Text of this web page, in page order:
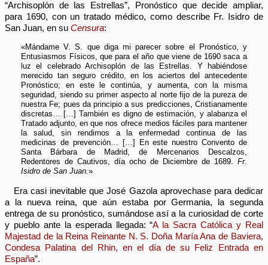
“Archisoplón de las Estrellas”, Pronóstico que decide ampliar,
para 1690, con un tratado médico, como describe Fr. Isidro de
San Juan, en suCensura:
«Mándame V. S. que diga mi parecer sobre el Pronóstico, y
Entusiasmos Físicos, que para el año que viene de 1690 saca a
luz el celebrado Archisoplón de las Estrellas. Y habiéndose
merecido tan seguro crédito, en los aciertos del antecedente
Pronóstico; en este le continúa, y aumenta, con la misma
seguridad, siendo su primer aspecto al norte fijo de la pureza de
nuestra Fe; pues da principio a sus predicciones, Cristianamente
discretas… […] También es digno de estimación, y alabanza el
Tratado adjunto, en que nos ofrece medios fáciles para mantener
la salud, sin rendirnos a la enfermedad continua de las
medicinas de prevención… […] En este nuestro Convento de
Santa Bárbara de Madrid, de Mercenarios Descalzos,
Redentores de Cautivos, día ocho de Diciembre de 1689. Fr.
Isidro de San Juan.»
Era casi inevitable que José Gazola aprovechase para dedicar
a la nueva reina, que aún estaba por Germania, la segunda
entrega de su pronóstico, sumándose así a la curiosidad de corte
y pueblo ante la esperada llegada: “A la Sacra Católica y Real
Majestad de la Reina Reinante N. S. Doña María Ana de Baviera,
Condesa Palatina del Rhin, en el día de su Feliz Entrada en
España”.